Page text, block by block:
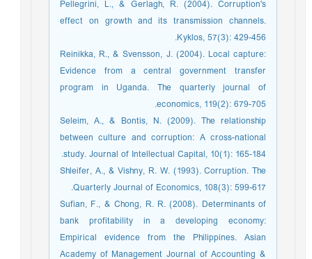
Pellegrini, L., & Gerlagh, R. (2004). Corruption's
effect on growth and its transmission channels.
Kyklos, 57(3): 429-456.
Reinikka, R., & Svensson, J. (2004). Local capture:
Evidence from a central government transfer
program in Uganda. The quarterly journal of
economics, 119(2): 679-705.
Seleim, A., & Bontis, N. (2009). The relationship
between culture and corruption: A cross-national
study. Journal of Intellectual Capital, 10(1): 165-184.
Shleifer, A., & Vishny, R. W. (1993). Corruption. The
Quarterly Journal of Economics, 108(3): 599-617.
Sufian, F., & Chong, R. R. (2008). Determinants of
bank profitability in a developing economy:
Empirical evidence from the Philippines. Asian
Academy of Management Journal of Accounting &